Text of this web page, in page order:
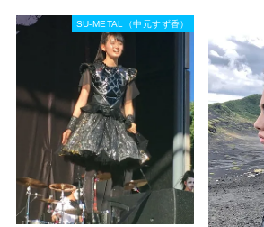
SU-METAL（中元すず香）